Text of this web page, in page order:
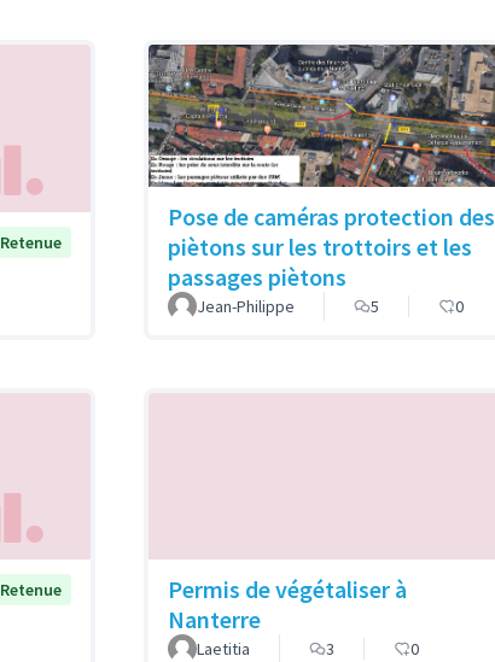
Retenue
Pose de caméras protection des
piètons sur les trottoirs et les
passages piètons
Jean-Philippe 5 0
Retenue
Permis de végétaliser à
Nanterre
Laetitia 3 0